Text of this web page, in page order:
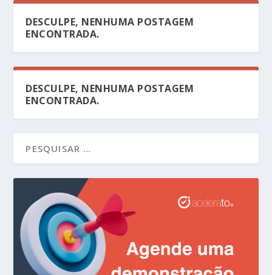
DESCULPE, NENHUMA POSTAGEM
ENCONTRADA.
DESCULPE, NENHUMA POSTAGEM
ENCONTRADA.